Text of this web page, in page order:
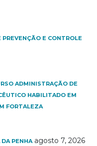
E CONTROLE
ADMINISTRAÇÃO DE
HABILITADO EM
FORTALEZA
PENHA agosto 7, 2026